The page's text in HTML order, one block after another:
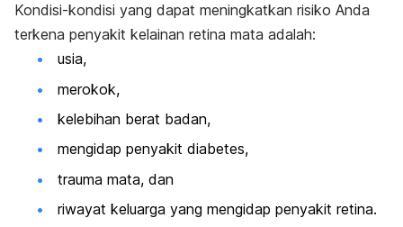
Kondisi-kondisi yang dapat meningkatkan risiko Anda
terkena penyakit kelainan retina mata adalah:
usia,
merokok,
kelebihan berat badan,
mengidap penyakit diabetes,
trauma mata, dan
riwayat keluarga yang mengidap penyakit retina.